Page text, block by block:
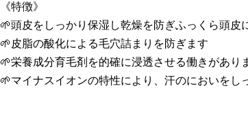
《特徴》
🌱頭皮をしっかり保湿し乾燥を防ぎふっくら頭皮
🌱皮脂の酸化による毛穴詰まりを防ぎます
🌱栄養成分育毛剤を的確に浸透させる働きがあり
🌱マイナスイオンの特性により、汗のにおいをし